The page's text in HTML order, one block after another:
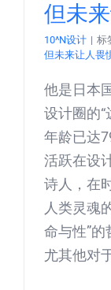
但未
10^N设计 | 标
但未来让人畏
他是日本
设计圈的“
年龄已达
活跃在设
诗人，在
人类灵魂
命与性”的
尤其他对